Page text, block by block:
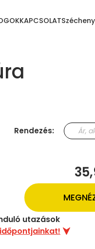
KAPCSOLAT
Rendezés:
utazások